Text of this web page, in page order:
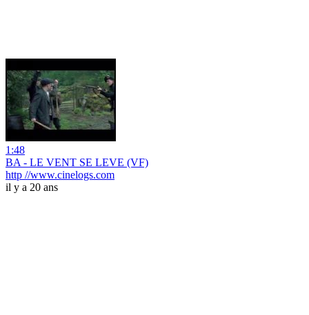
1:48
BA - LE VENT SE LEVE (VF)
http //www.cinelogs.com
il y a 20 ans